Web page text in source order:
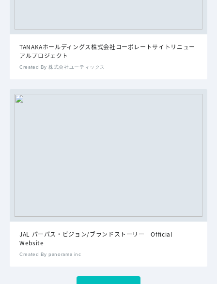
TANAKAホールディングス株式会社コーポレートサイトリニュー
アルプロジェクト
Created By 株式会社ユーティックス
JAL パーパス・ビジョン/ブランドストーリー Official
Website
Created By panorama inc